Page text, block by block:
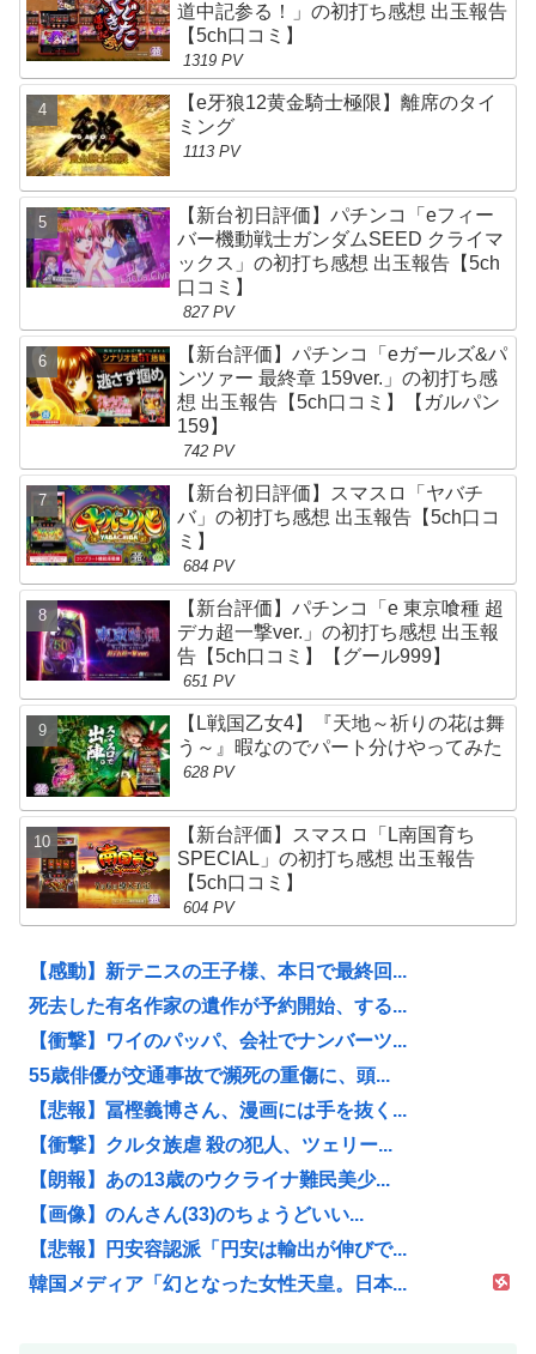
道中記参る！」の初打ち感想 出玉報告
【5ch口コミ】
1319 PV
【e牙狼12黄金騎士極限】離席のタイ
ミング
1113 PV
【新台初日評価】パチンコ「eフィー
バー機動戦士ガンダムSEED クライマ
ックス」の初打ち感想 出玉報告【5ch
口コミ】
827 PV
【新台評価】パチンコ「eガールズ&パ
ンツァー 最終章 159ver.」の初打ち感
想 出玉報告【5ch口コミ】【ガルパン
159】
742 PV
【新台初日評価】スマスロ「ヤバチ
バ」の初打ち感想 出玉報告【5ch口コ
ミ】
684 PV
【新台評価】パチンコ「e 東京喰種 超
デカ超一撃ver.」の初打ち感想 出玉報
告【5ch口コミ】【グール999】
651 PV
【L戦国乙女4】『天地～祈りの花は舞
う～』暇なのでパート分けやってみた
628 PV
【新台評価】スマスロ「L南国育ち
SPECIAL」の初打ち感想 出玉報告
【5ch口コミ】
604 PV
【感動】新テニスの王子様、本日で最終回...
死去した有名作家の遺作が予約開始、する...
【衝撃】ワイのパッパ、会社でナンバーツ...
55歳俳優が交通事故で瀕死の重傷に、頭...
【悲報】冨樫義博さん、漫画には手を抜く...
【衝撃】クルタ族虐 殺の犯人、ツェリー...
【朗報】あの13歳のウクライナ難民美少...
【画像】のんさん(33)のちょうどいい...
【悲報】円安容認派「円安は輸出が伸びで...
韓国メディア「幻となった女性天皇。日本...